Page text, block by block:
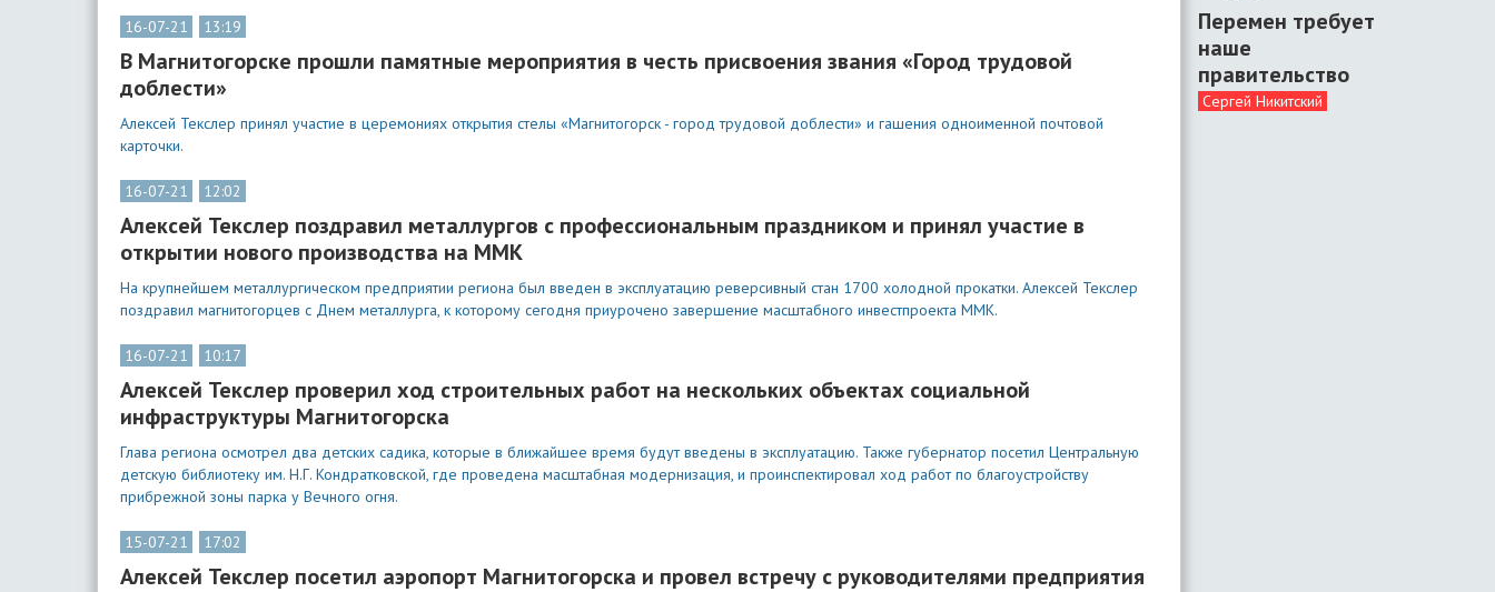
16-07-21 13:19
В Магнитогорске прошли памятные мероприятия в честь присвоения звания «Город трудовой
доблести»
Алексей Текслер принял участие в церемониях открытия стелы «Магнитогорск - город трудовой доблести» и гашения одноименной почтовой
карточки.
16-07-21 12:02
Алексей Текслер поздравил металлургов с профессиональным праздником и принял участие в
открытии нового производства на ММК
На крупнейшем металлургическом предприятии региона был введен в эксплуатацию реверсивный стан 1700 холодной прокатки. Алексей Текслер
поздравил магнитогорцев с Днем металлурга, к которому сегодня приурочено завершение масштабного инвестпроекта ММК.
16-07-21 10:17
Алексей Текслер проверил ход строительных работ на нескольких объектах социальной
инфраструктуры Магнитогорска
Глава региона осмотрел два детских садика, которые в ближайшее время будут введены в эксплуатацию. Также губернатор посетил Центральную
детскую библиотеку им. Н.Г. Кондратковской, где проведена масштабная модернизация, и проинспектировал ход работ по благоустройству
прибрежной зоны парка у Вечного огня.
15-07-21 17:02
Алексей Текслер посетил аэропорт Магнитогорска и провел встречу с руководителями предприятия
Перемен требует
наше
правительство
Сергей Никитский